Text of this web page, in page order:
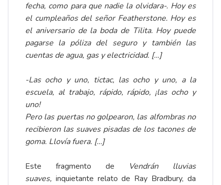
fecha, como para que nadie la olvidara-. Hoy es
el cumpleaños del señor Featherstone. Hoy es
el aniversario de la boda de Tilita. Hoy puede
pagarse la póliza del seguro y también las
cuentas de agua, gas y electricidad. […]
-Las ocho y uno, tictac, las ocho y uno, a la
escuela, al trabajo, rápido, rápido, ¡las ocho y
uno!
Pero las puertas no golpearon, las alfombras no
recibieron las suaves pisadas de los tacones de
goma. Llovía fuera. […]
Este fragmento de
Vendrán lluvias
suaves, inquietante relato de Ray Bradbury, da